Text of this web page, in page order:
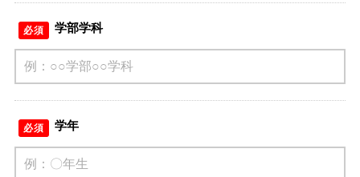
学部学科
必須
学年
必須